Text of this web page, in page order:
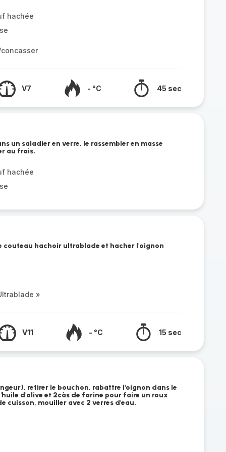
hachée
V7 - °C 45 sec
un saladier en verre, le rassembler en masse
au frais.
hachée
couteau hachoir ultrablade et hacher l'oignon
»
V11 - °C 15 sec
retirer le bouchon, rabattre l'oignon dans le
d'olive et 2càs de farine pour faire un roux
cuisson, mouiller avec 2 verres d'eau.